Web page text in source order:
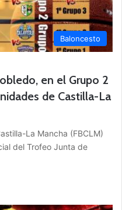
Baloncesto
en el Grupo 2
de Castilla-La
La Mancha (FBCLM)
del Trofeo Junta de